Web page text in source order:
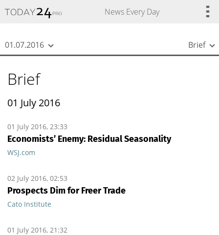
News Every Day
01.07.2016 Brief
Brief
01 July 2016
01 July 2016, 23:33
Economists’ Enemy: Residual Seasonality
WSJ.com
02 July 2016, 02:53
Prospects Dim for Freer Trade
Cato Institute
01 July 2016, 21:32